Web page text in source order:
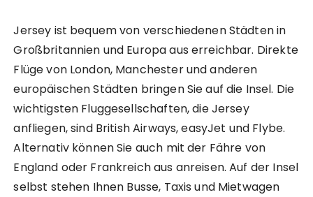
Jersey ist bequem von verschiedenen Städten in
Großbritannien und Europa aus erreichbar. Direkte
Flüge von London, Manchester und anderen
europäischen Städten bringen Sie auf die Insel. Die
wichtigsten Fluggesellschaften, die Jersey
anfliegen, sind British Airways, easyJet und Flybe.
Alternativ können Sie auch mit der Fähre von
England oder Frankreich aus anreisen. Auf der Insel
selbst stehen Ihnen Busse, Taxis und Mietwagen